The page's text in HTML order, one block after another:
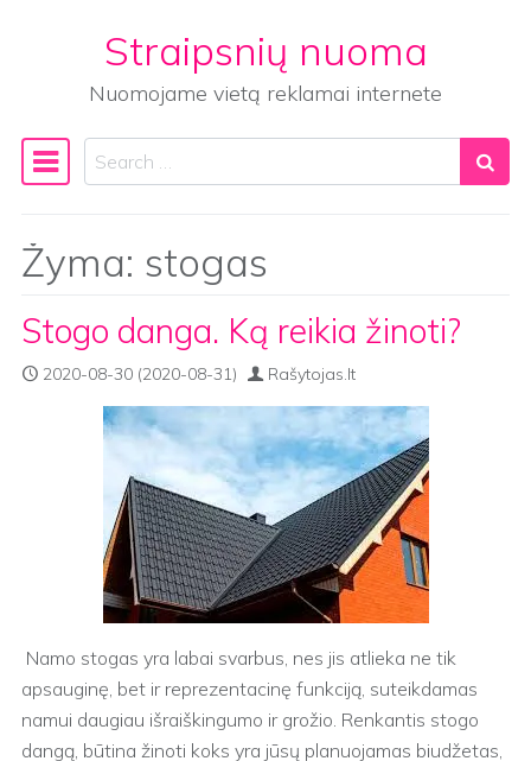
Straipsnių nuoma
Nuomojame vietą reklamai internete
Main Navigation
Search
Žyma: stogas
Stogo danga. Ką reikia žinoti?
2020-08-30 (2020-08-31) Rašytojas.lt
Namo stogas yra labai svarbus, nes jis atlieka ne tik
apsauginę, bet ir reprezentacinę funkciją, suteikdamas
namui daugiau išraiškingumo ir grožio. Renkantis stogo
dangą, būtina žinoti koks yra jūsų planuojamas biudžetas,